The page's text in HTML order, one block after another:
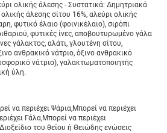
ολικής άλεσης - Συστατικά: Δημητριακά
άλεσης σίτου 16%, αλεύρι ολικής
φυτικό έλαιο (φοινικέλαιο), σιρόπι
φυτικές ίνες, αποβουτυρωμένο γάλα
γάλακτος, αλάτι, γλουτένη σίτου,
ανθρακικό νάτριο, όξινο ανθρακικό
νάτριο), γαλακτωματοποιητής
ύλη.
να περιέχει Ψάρια,Μπορεί να περιέχει
Γάλα,Μπορεί να περιέχει
του θείου ή Θειώδης ενώσεις